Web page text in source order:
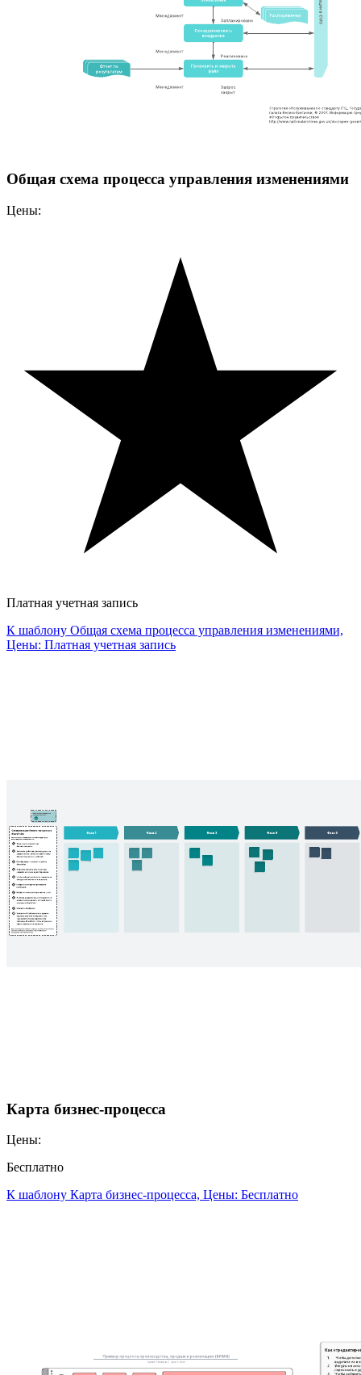
Общая схема процесса управления изменениями
Цены:
Платная учетная запись
К шаблону Общая схема процесса управления изменениями,
Цены: Платная учетная запись
Карта бизнес-процесса
Цены:
Бесплатно
К шаблону Карта бизнес-процесса, Цены: Бесплатно